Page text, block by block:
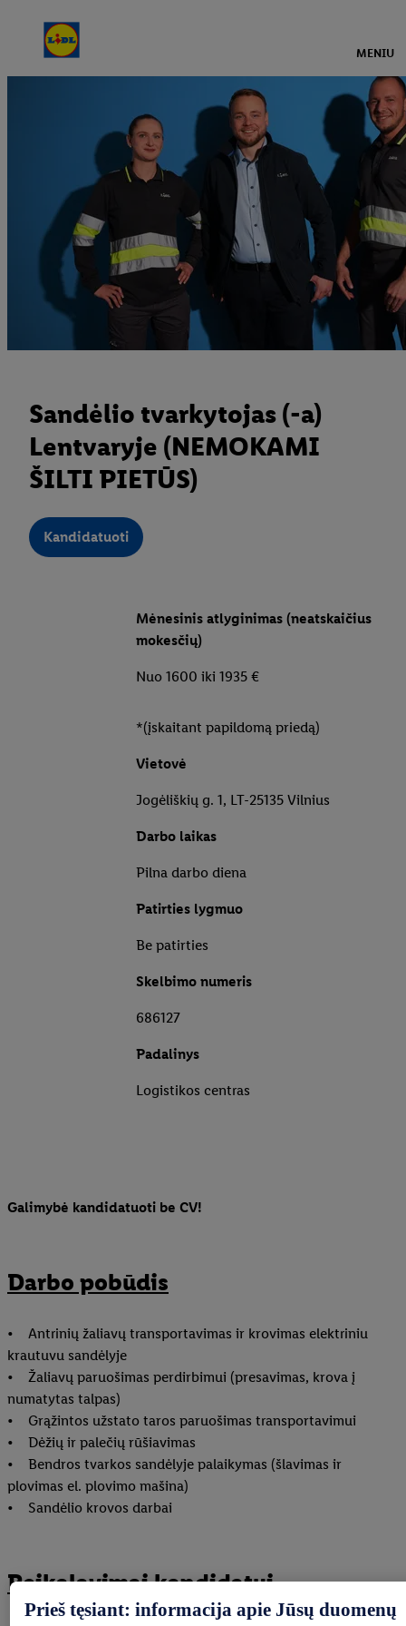
MENIU
Sandėlio tvarkytojas (-a)
Lentvaryje (NEMOKAMI
ŠILTI PIETŪS)
Kandidatuoti
Mėnesinis atlyginimas (neatskaičius
mokesčių)
Nuo 1600 iki 1935 €
*(įskaitant papildomą priedą)
Vietovė
Jogėliškių g. 1, LT-25135 Vilnius
Darbo laikas
Pilna darbo diena
Patirties lygmuo
Be patirties
Skelbimo numeris
686127
Padalinys
Logistikos centras
Galimybė kandidatuoti be CV!
Darbo pobūdis
• Antrinių žaliavų transportavimas ir krovimas elektriniu
krautuvu sandėlyje
• Žaliavų paruošimas perdirbimui (presavimas, krova į
numatytas talpas)
• Grąžintos užstato taros paruošimas transportavimui
• Dėžių ir palečių rūšiavimas
• Bendros tvarkos sandėlyje palaikymas (šlavimas ir
plovimas el. plovimo mašina)
• Sandėlio krovos darbai
Reikalavimai kandidatui
Prieš tęsiant: informacija apie Jūsų duomenų